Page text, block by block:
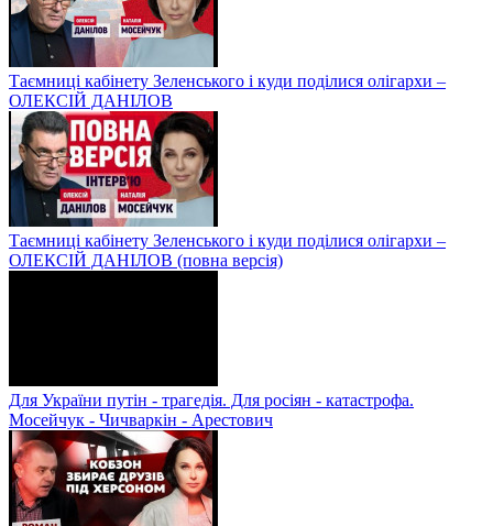
Таємниці кабінету Зеленського і куди поділися олігархи –
ОЛЕКСІЙ ДАНІЛОВ
Таємниці кабінету Зеленського і куди поділися олігархи –
ОЛЕКСІЙ ДАНІЛОВ (повна версія)
Для України путін - трагедія. Для росіян - катастрофа.
Мосейчук - Чичваркін - Арестович